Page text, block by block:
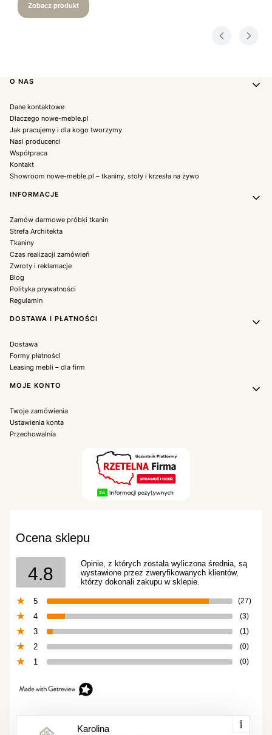
Zobacz produkt
Linki w stopce
O NAS
Dane kontaktowe
Dlaczego nowe-meble.pl
Jak pracujemy i dla kogo tworzymy
Nasi producenci
Współpraca
Kontakt
Showroom nowe-meble.pl – tkaniny, stoły i krzesła na żywo
INFORMACJE
Zamów darmowe próbki tkanin
Strefa Architekta
Tkaniny
Czas realizacji zamówień
Zwroty i reklamacje
Blog
Polityka prywatności
Regulamin
DOSTAWA I PŁATNOŚCI
Dostawa
Formy płatności
Leasing mebli – dla firm
MOJE KONTO
Twoje zamówienia
Ustawienia konta
Przechowalnia
Ocena sklepu
4.8
Opinie, z których została wyliczona średnia, są
wystawione przez zweryfikowanych klientów,
którzy dokonali zakupu w sklepie.
5 (27)
4 (3)
3 (1)
2 (0)
1 (0)
Karolina